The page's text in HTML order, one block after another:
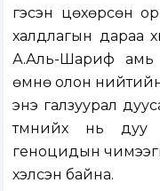
гэсэн цөхөрсөн
халдлагын дараа
А.Аль-Шариф амь
өмнө олон нийтийн
энэ галзуурал
түмнийх нь дуу
геноцидын
хэлсэн байна.